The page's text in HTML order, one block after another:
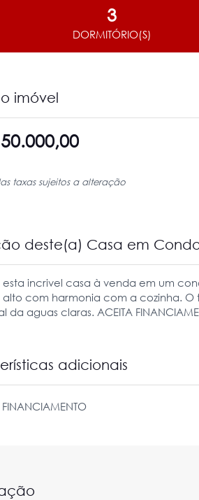
3
DORMITÓRIO(S)
imóvel
taxas sujeitos a alteração
deste(a) Casa em
incrivel casa à venda em um
com harmonia com a cozinha.
da aguas claras. ACEITA
adicionais
FINANCIAMENTO